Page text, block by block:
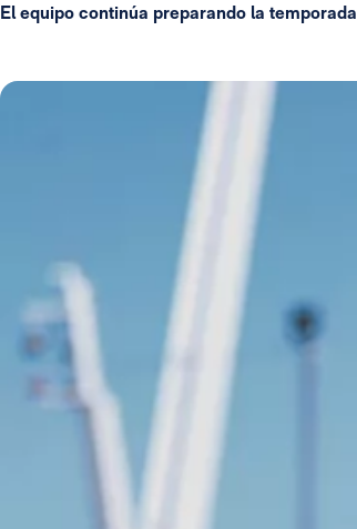
El equipo continúa preparando la temporada